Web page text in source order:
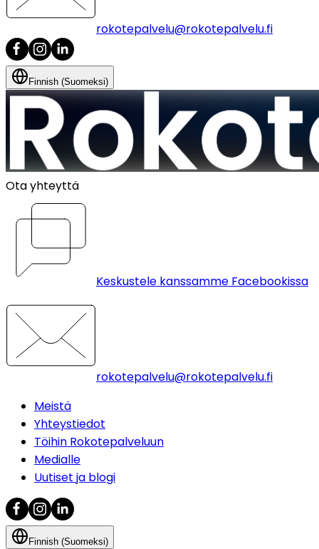
rokotepalvelu@rokotepalvelu.fi
Finnish (Suomeksi)
Ota yhteyttä
Keskustele kanssamme Facebookissa
rokotepalvelu@rokotepalvelu.fi
Meistä
Yhteystiedot
Töihin Rokotepalveluun
Medialle
Uutiset ja blogi
Finnish (Suomeksi)